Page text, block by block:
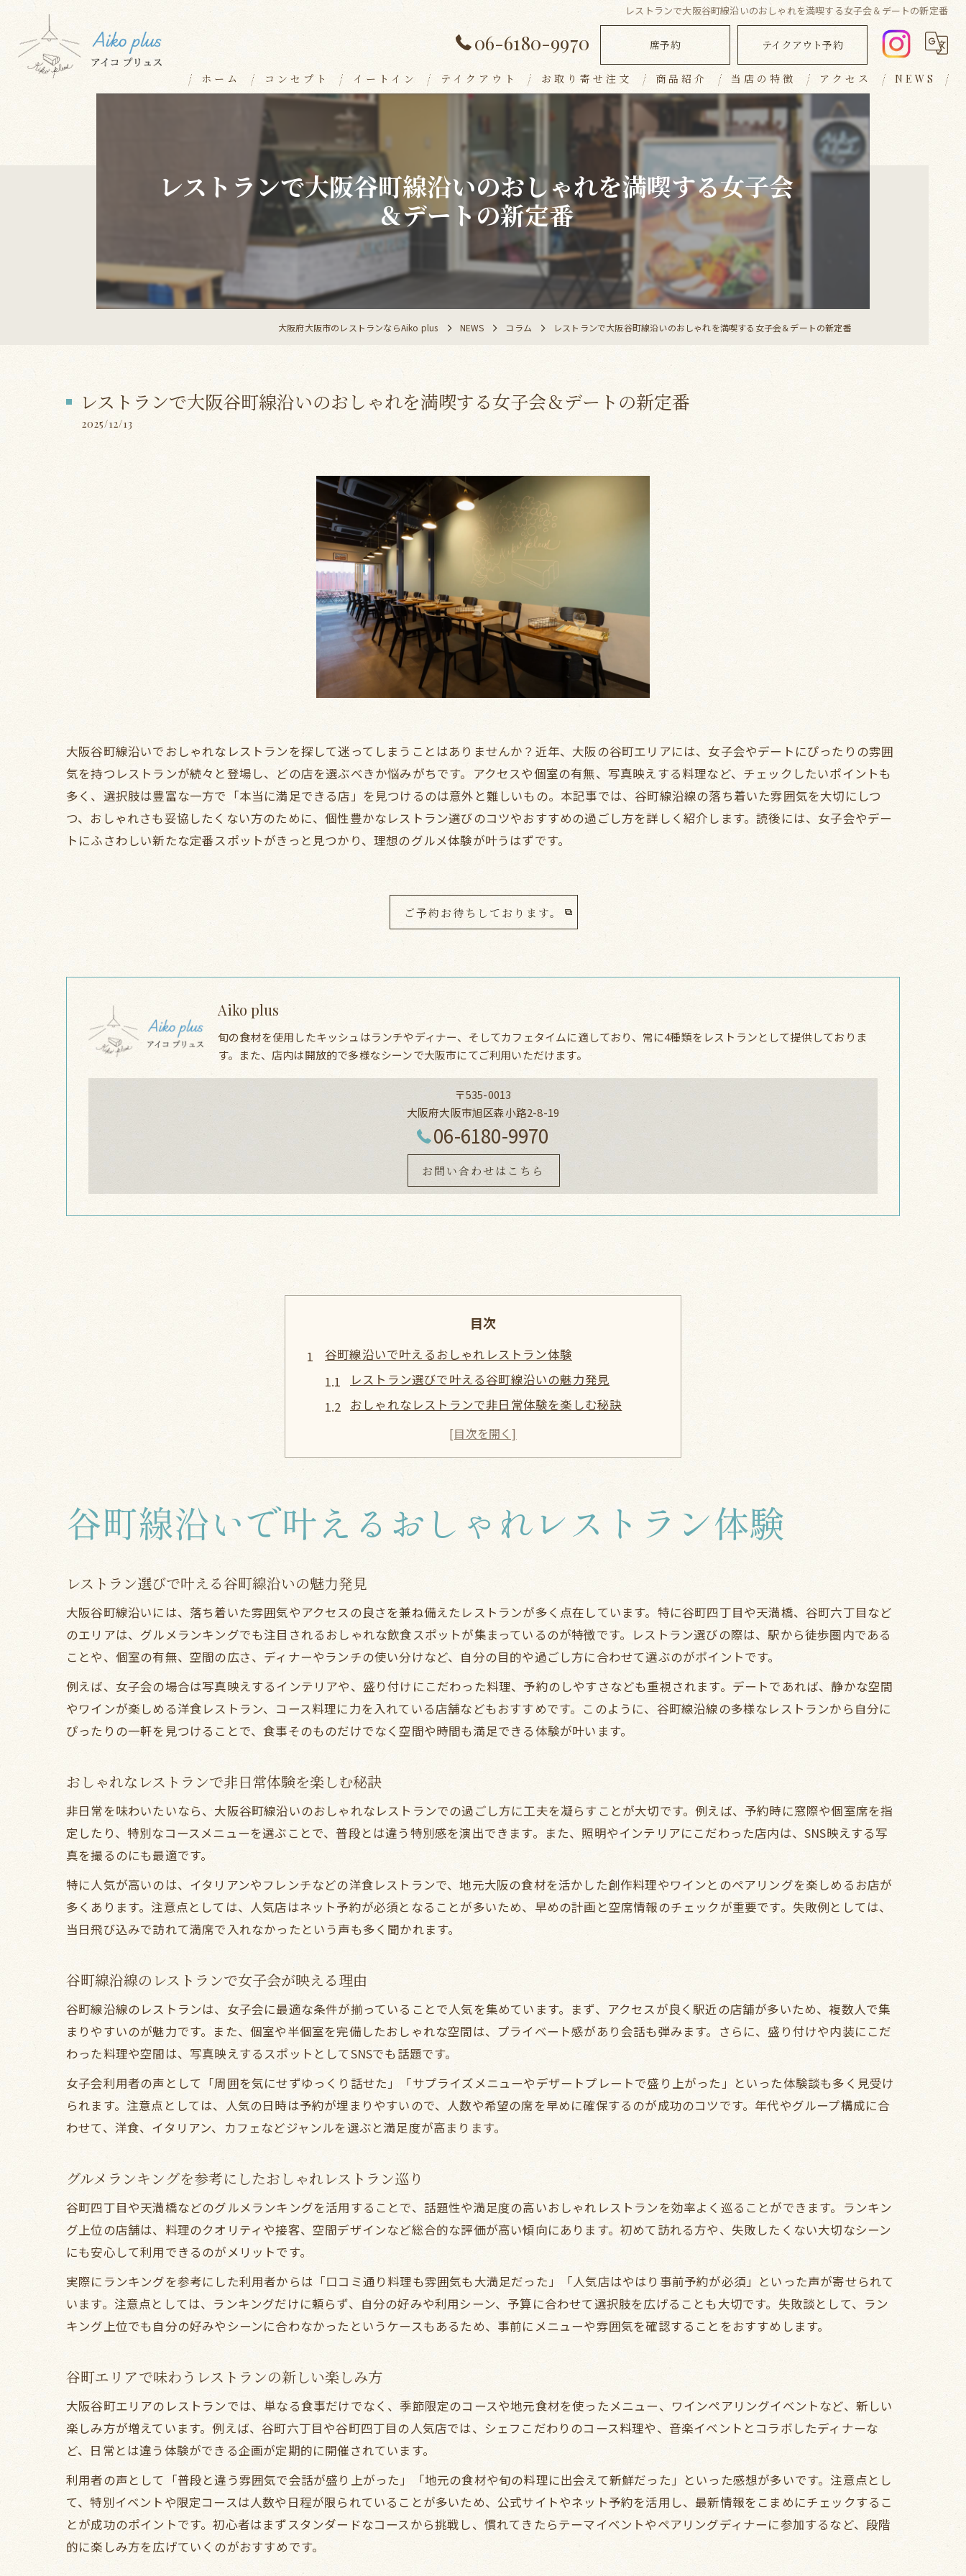
レストランで大阪谷町線沿いのおしゃれを満喫する女子会＆デートの新定番
06-6180-9970 席予約 テイクアウト予約
ホーム コンセプト イートイン
ランチメニュー
デザート
アラカルト
ドリンク
パーティープラン
テイクアウト お取り寄せ注文 商品紹介 当店の特徴
ランチ
キッシュ
おしゃれ
アクセス NEWS
レストランで大阪谷町線沿いのおしゃれを満喫する女子会
＆デートの新定番
大阪府大阪市のレストランならAiko plus NEWS コラム レストランで大阪谷町線沿いのおしゃれを満喫する女子会＆デートの新定番
レストランで大阪谷町線沿いのおしゃれを満喫する女子会＆デートの新定番
2025/12/13
大阪谷町線沿いでおしゃれなレストランを探して迷ってしまうことはありませんか？近年、大阪の谷町エリアには、女子会やデートにぴったりの雰囲
気を持つレストランが続々と登場し、どの店を選ぶべきか悩みがちです。アクセスや個室の有無、写真映えする料理など、チェックしたいポイントも
多く、選択肢は豊富な一方で「本当に満足できる店」を見つけるのは意外と難しいもの。本記事では、谷町線沿線の落ち着いた雰囲気を大切にしつ
つ、おしゃれさも妥協したくない方のために、個性豊かなレストラン選びのコツやおすすめの過ごし方を詳しく紹介します。読後には、女子会やデー
トにふさわしい新たな定番スポットがきっと見つかり、理想のグルメ体験が叶うはずです。
ご予約お待ちしております。
Aiko plus
旬の食材を使用したキッシュはランチやディナー、そしてカフェタイムに適しており、常に4種類をレストランとして提供しておりま
す。また、店内は開放的で多様なシーンで大阪市にてご利用いただけます。
〒535-0013
大阪府大阪市旭区森小路2-8-19
06-6180-9970
お問い合わせはこちら
目次
谷町線沿いで叶えるおしゃれレストラン体験
レストラン選びで叶える谷町線沿いの魅力発見
おしゃれなレストランで非日常体験を楽しむ秘訣
谷町線沿線のレストランで女子会が映える理由
グルメランキングを参考にしたおしゃれレストラン巡り
谷町エリアで味わうレストランの新しい楽しみ方
女子会に最適なレストランを谷町線で探すなら
レストラン選びのポイントは女子会向けのおしゃれ感
個室完備のレストランでプライベートな時間を満喫
谷町グルメランキングから女子会にぴったりな一軒を
インスタ映えする料理が楽しめるレストランの選び方
おしゃれ志向のあなたへ谷町グルメ最新トレンド
レストランで体験する谷町の最新グルメトレンド
おしゃれ空間のレストランが続々登場する理由
女子会やデートに最適なレストランの選び方
創作料理が自慢のレストランを選ぶコツ
落ち着いた雰囲気のレストラン選びを徹底解説
レストラン選びで重視したい落ち着きとおしゃれ
谷町線沿いで見つける雰囲気抜群のレストラン
個室ありレストランが人気の理由を解説
大人女子会におすすめの静かなレストラン特集
ゆったり過ごせるおしゃれレストランの見極め方
夜を彩るおしゃれレストランの楽しみ方ガイド
谷町線沿いで満喫する夜のレストラングルメ体験
ディナータイムにおすすめのおしゃれレストラン
女子会にもデートにも合うレストランで夜を堪能
駅近レストランで叶うおしゃれな夜のひととき
個室があるレストランで女子会を楽しむ方法
個室付きレストランで女子会が盛り上がる理由
谷町四丁目で探す個室完備のおしゃれレストラン
プライベート空間が嬉しいレストランの選び方
女子会向けレストランの個室利用アイデア集
グルメランキング上位の個室レストラン紹介
谷町線沿いで叶えるおしゃれレストラン体験
レストラン選びで叶える谷町線沿いの魅力発見
大阪谷町線沿いには、落ち着いた雰囲気やアクセスの良さを兼ね備えたレストランが多く点在しています。特に谷町四丁目や天満橋、谷町六丁目など
のエリアは、グルメランキングでも注目されるおしゃれな飲食スポットが集まっているのが特徴です。レストラン選びの際は、駅から徒歩圏内である
ことや、個室の有無、空間の広さ、ディナーやランチの使い分けなど、自分の目的や過ごし方に合わせて選ぶのがポイントです。
例えば、女子会の場合は写真映えするインテリアや、盛り付けにこだわった料理、予約のしやすさなども重視されます。デートであれば、静かな空間
やワインが楽しめる洋食レストラン、コース料理に力を入れている店舗などもおすすめです。このように、谷町線沿線の多様なレストランから自分に
ぴったりの一軒を見つけることで、食事そのものだけでなく空間や時間も満足できる体験が叶います。
おしゃれなレストランで非日常体験を楽しむ秘訣
非日常を味わいたいなら、大阪谷町線沿いのおしゃれなレストランでの過ごし方に工夫を凝らすことが大切です。例えば、予約時に窓際や個室席を指
定したり、特別なコースメニューを選ぶことで、普段とは違う特別感を演出できます。また、照明やインテリアにこだわった店内は、SNS映えする写
真を撮るのにも最適です。
特に人気が高いのは、イタリアンやフレンチなどの洋食レストランで、地元大阪の食材を活かした創作料理やワインとのペアリングを楽しめるお店が
多くあります。注意点としては、人気店はネット予約が必須となることが多いため、早めの計画と空席情報のチェックが重要です。失敗例としては、
当日飛び込みで訪れて満席で入れなかったという声も多く聞かれます。
谷町線沿線のレストランで女子会が映える理由
谷町線沿線のレストランは、女子会に最適な条件が揃っていることで人気を集めています。まず、アクセスが良く駅近の店舗が多いため、複数人で集
まりやすいのが魅力です。また、個室や半個室を完備したおしゃれな空間は、プライベート感があり会話も弾みます。さらに、盛り付けや内装にこだ
わった料理や空間は、写真映えするスポットとしてSNSでも話題です。
女子会利用者の声として「周囲を気にせずゆっくり話せた」「サプライズメニューやデザートプレートで盛り上がった」といった体験談も多く見受け
られます。注意点としては、人気の日時は予約が埋まりやすいので、人数や希望の席を早めに確保するのが成功のコツです。年代やグループ構成に合
わせて、洋食、イタリアン、カフェなどジャンルを選ぶと満足度が高まります。
グルメランキングを参考にしたおしゃれレストラン巡り
谷町四丁目や天満橋などのグルメランキングを活用することで、話題性や満足度の高いおしゃれレストランを効率よく巡ることができます。ランキン
グ上位の店舗は、料理のクオリティや接客、空間デザインなど総合的な評価が高い傾向にあります。初めて訪れる方や、失敗したくない大切なシーン
にも安心して利用できるのがメリットです。
実際にランキングを参考にした利用者からは「口コミ通り料理も雰囲気も大満足だった」「人気店はやはり事前予約が必須」といった声が寄せられて
います。注意点としては、ランキングだけに頼らず、自分の好みや利用シーン、予算に合わせて選択肢を広げることも大切です。失敗談として、ラン
キング上位でも自分の好みやシーンに合わなかったというケースもあるため、事前にメニューや雰囲気を確認することをおすすめします。
谷町エリアで味わうレストランの新しい楽しみ方
大阪谷町エリアのレストランでは、単なる食事だけでなく、季節限定のコースや地元食材を使ったメニュー、ワインペアリングイベントなど、新しい
楽しみ方が増えています。例えば、谷町六丁目や谷町四丁目の人気店では、シェフこだわりのコース料理や、音楽イベントとコラボしたディナーな
ど、日常とは違う体験ができる企画が定期的に開催されています。
利用者の声として「普段と違う雰囲気で会話が盛り上がった」「地元の食材や旬の料理に出会えて新鮮だった」といった感想が多いです。注意点とし
て、特別イベントや限定コースは人数や日程が限られていることが多いため、公式サイトやネット予約を活用し、最新情報をこまめにチェックするこ
とが成功のポイントです。初心者はまずスタンダードなコースから挑戦し、慣れてきたらテーマイベントやペアリングディナーに参加するなど、段階
的に楽しみ方を広げていくのがおすすめです。